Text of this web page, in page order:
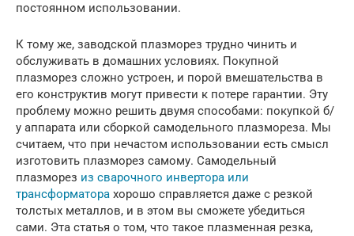
постоянном использовании.
К тому же, заводской плазморез трудно чинить и
обслуживать в домашних условиях. Покупной
плазморез сложно устроен, и порой вмешательства в
его конструктив могут привести к потере гарантии. Эту
проблему можно решить двумя способами: покупкой б/
у аппарата или сборкой самодельного плазмореза. Мы
считаем, что при нечастом использовании есть смысл
изготовить плазморез самому. Самодельный
плазморез из сварочного инвертора или
трансформатора хорошо справляется даже с резкой
толстых металлов, и в этом вы сможете убедиться
сами. Эта статья о том, что такое плазменная резка,